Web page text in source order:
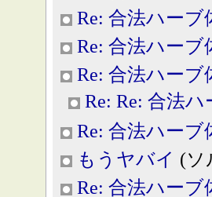
Re: 合法ハーブ
Re: 合法ハーブ
Re: 合法ハーブ
Re: Re: 合法
Re: 合法ハーブ
もうヤバイ (ソ
Re: 合法ハーブ